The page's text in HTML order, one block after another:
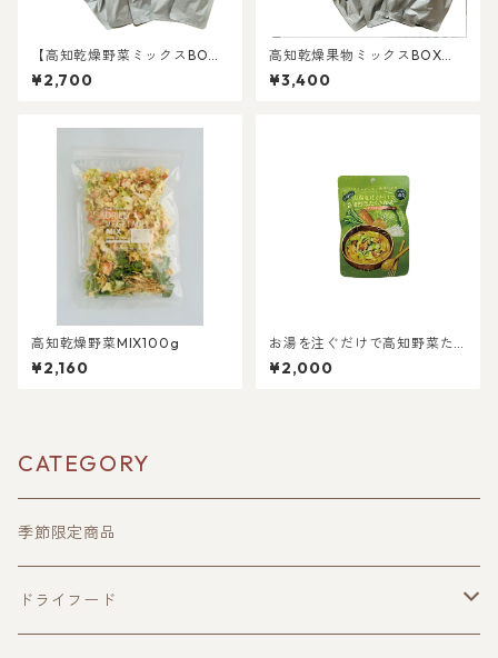
【高知乾燥野菜ミックスBO
X】【常温5年保存】
¥2,700
高知乾燥果物ミックスBOX
【常温5年保存】
¥3,400
高知乾燥野菜MIX100g
¥2,160
お湯を注ぐだけで高知野菜た
くさんスープ【5袋入り】【送
料込み】
¥2,000
CATEGORY
季節限定商品
ドライフード